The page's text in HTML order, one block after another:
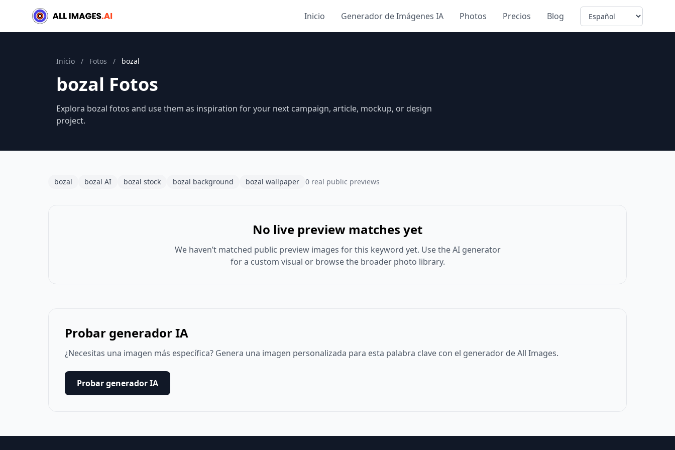
Inicio Generador de Imágenes IA Photos Precios Blog Language
Inicio / Fotos / bozal
bozal Fotos
Explora bozal fotos and use them as inspiration for your next campaign, article, mockup, or design
project.
bozal bozal AI bozal stock bozal background bozal wallpaper 0 real public previews
No live preview matches yet
We haven’t matched public preview images for this keyword yet. Use the AI generator
for a custom visual or browse the broader photo library.
Probar generador IA
¿Necesitas una imagen más específica? Genera una imagen personalizada para esta palabra clave con el generador de All Images.
Probar generador IA